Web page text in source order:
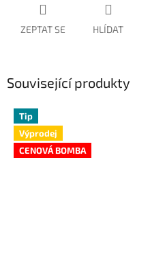
ZEPTAT SE HLÍDAT
Související produkty
Tip
Výprodej
CENOVÁ BOMBA